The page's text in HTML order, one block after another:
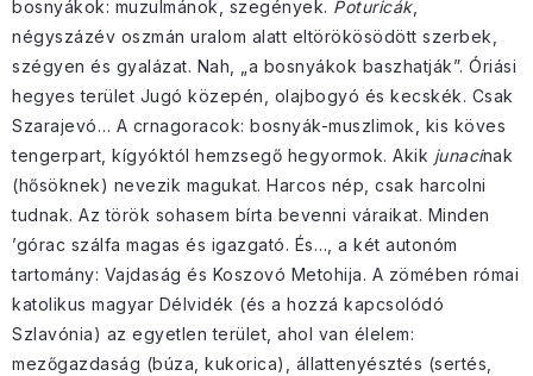
bosnyákok: muzulmánok, szegények. Poturicák,
négyszázév oszmán uralom alatt eltörökösödött szerbek,
szégyen és gyalázat. Nah, „a bosnyákok baszhatják”. Óriási
hegyes terület Jugó közepén, olajbogyó és kecskék. Csak
Szarajevó… A crnagoracok: bosnyák-muszlimok, kis köves
tengerpart, kígyóktól hemzsegő hegyormok. Akik junacinak
(hősöknek) nevezik magukat. Harcos nép, csak harcolni
tudnak. Az török sohasem bírta bevenni váraikat. Minden
’górac szálfa magas és igazgató. És…, a két autonóm
tartomány: Vajdaság és Koszovó Metohija. A zömében római
katolikus magyar Délvidék (és a hozzá kapcsolódó
Szlavónia) az egyetlen terület, ahol van élelem:
mezőgazdaság (búza, kukorica), állattenyésztés (sertés,